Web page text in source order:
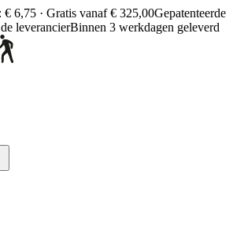
6,75 · Gratis vanaf € 325,00Gepatenteerde
leverancierBinnen 3 werkdagen geleverd